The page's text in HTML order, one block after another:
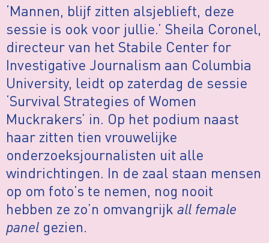
‘Mannen, blijf zitten alsjeblieft, deze
sessie is ook voor jullie.’ Sheila Coronel,
directeur van het Stabile Center for
Investigative Journalism aan Columbia
University, leidt op zaterdag de sessie
‘Survival Strategies of Women
Muckrakers’ in. Op het podium naast
haar zitten tien vrouwelijke
onderzoeksjournalisten uit alle
windrichtingen. In de zaal staan mensen
op om foto’s te nemen, nog nooit
hebben ze zo’n omvangrijk all female
panel gezien.